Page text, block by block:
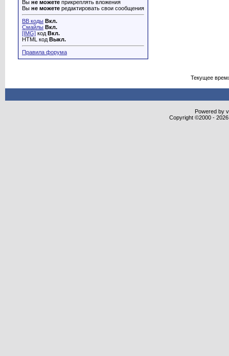
Вы не можете прикреплять вложения
Вы не можете редактировать свои сообщения
BB коды Вкл.
Смайлы Вкл.
[IMG] код Вкл.
HTML код Выкл.
Правила форума
Текущее
Powered by
Copyright ©2000 -